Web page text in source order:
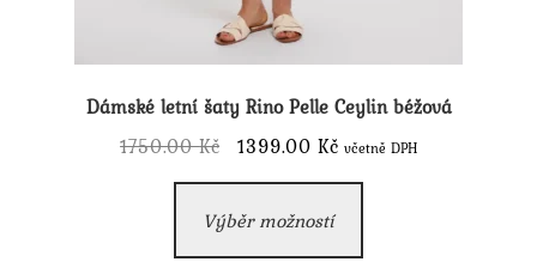
Dámské letní šaty Rino Pelle Ceylin béžová
1750.00Kč
Původní
cena
byla:
1399.00 KčAktuální
cena
je:
včetně DPH
Výběr možností
má